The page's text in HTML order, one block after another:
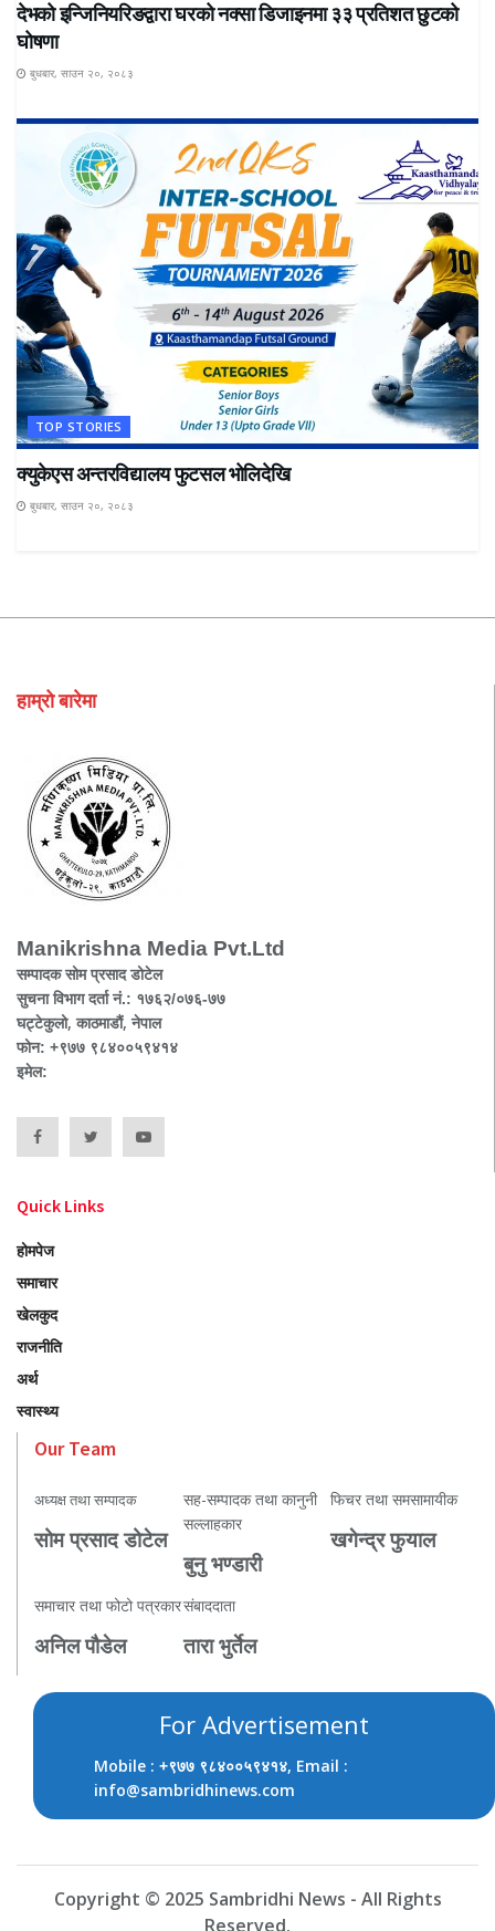
देभको इन्जिनियरिङद्वारा घरको नक्सा डिजाइनमा ३३ प्रतिशत छुटको
घोषणा
बुधबार, साउन २०, २०८३
TOP STORIES
क्युकेएस अन्तरविद्यालय फुटसल भोलिदेखि
बुधबार, साउन २०, २०८३
हाम्रो बारेमा
Manikrishna Media Pvt.Ltd
सम्पादक सोम प्रसाद डोटेल
सुचना विभाग दर्ता नं.: १७६२/०७६-७७
घट्टेकुलो, काठमाडौं, नेपाल
फोन: +९७७ ९८४००५९४१४
इमेल:
Quick Links
होमपेज
समाचार
खेलकुद
राजनीति
अर्थ
स्वास्थ्य
Our Team
अध्यक्ष तथा सम्पादक
सोम प्रसाद डोटेल
सह-सम्पादक तथा कानुनी
सल्लाहकार
बुनु भण्डारी
फिचर तथा समसामायीक
खगेन्द्र फुयाल
समाचार तथा फोटो पत्रकार
अनिल पौडेल
संबाददाता
तारा भुर्तेल
For Advertisement
Mobile : +९७७ ९८४००५९४१४, Email :
info@sambridhinews.com
Copyright © 2025 Sambridhi News - All Rights
Reserved.